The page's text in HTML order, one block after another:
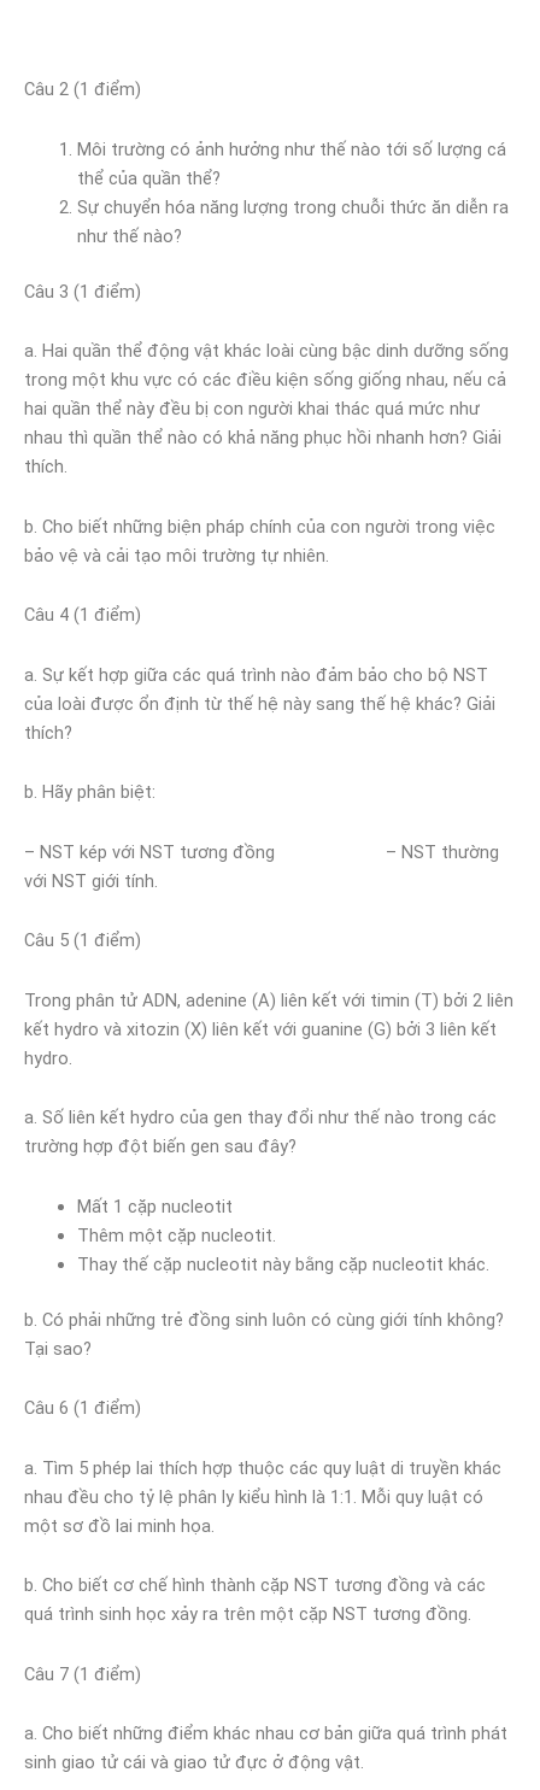
Câu 2 (1 điểm)
Môi trường có ảnh hưởng như thế nào tới số lượng cá
thể của quần thể?
Sự chuyển hóa năng lượng trong chuỗi thức ăn diễn ra
như thế nào?
Câu 3 (1 điểm)
a. Hai quần thể động vật khác loài cùng bậc dinh dưỡng sống
trong một khu vực có các điều kiện sống giống nhau, nếu cả
hai quần thể này đều bị con người khai thác quá mức như
nhau thì quần thể nào có khả năng phục hồi nhanh hơn? Giải
thích.
b. Cho biết những biện pháp chính của con người trong việc
bảo vệ và cải tạo môi trường tự nhiên.
Câu 4 (1 điểm)
a. Sự kết hợp giữa các quá trình nào đảm bảo cho bộ NST
của loài được ổn định từ thế hệ này sang thế hệ khác? Giải
thích?
b. Hãy phân biệt:
– NST kép với NST tương đồng – NST thường
với NST giới tính.
Câu 5 (1 điểm)
Trong phân tử ADN, adenine (A) liên kết với timin (T) bởi 2 liên
kết hydro và xitozin (X) liên kết với guanine (G) bởi 3 liên kết
hydro.
a. Số liên kết hydro của gen thay đổi như thế nào trong các
trường hợp đột biến gen sau đây?
Mất 1 cặp nucleotit
Thêm một cặp nucleotit.
Thay thế cặp nucleotit này bằng cặp nucleotit khác.
b. Có phải những trẻ đồng sinh luôn có cùng giới tính không?
Tại sao?
Câu 6 (1 điểm)
a. Tìm 5 phép lai thích hợp thuộc các quy luật di truyền khác
nhau đều cho tỷ lệ phân ly kiểu hình là 1:1. Mỗi quy luật có
một sơ đồ lai minh họa.
b. Cho biết cơ chế hình thành cặp NST tương đồng và các
quá trình sinh học xảy ra trên một cặp NST tương đồng.
Câu 7 (1 điểm)
a. Cho biết những điểm khác nhau cơ bản giữa quá trình phát
sinh giao tử cái và giao tử đực ở động vật.